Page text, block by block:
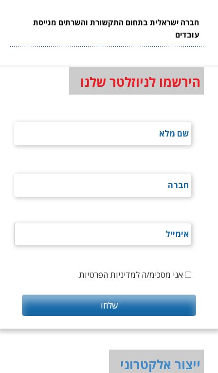
חברה ישראלית בתחום התקשורת והשרתים מגייסת
עובדים
הירשמו לניוזלטר שלנו
אני מסכימ/ה למדיניות הפרטיות.
ייצור אלקטרוני